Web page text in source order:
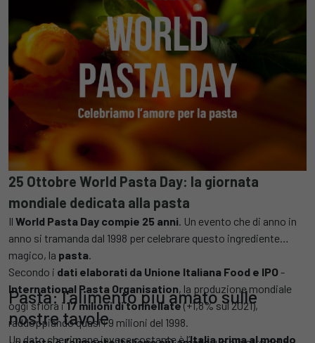
25 Ottobre World Pasta Day: la giornata
mondiale dedicata alla pasta
Il World Pasta Day compie 25 anni . Un evento che di anno in
anno si tramanda dal 1998 per celebrare questo ingrediente
magico, la pasta
Secondo i dati elaborati da Unione Italiana Food e IPO-
International Pasta Organisation, la produzione mondiale
oggi sfiora i17 milioni di tonnellate(+1,8% sul 2021),
raddoppiando quasi i 9 milioni del 1998.
Un dato che rimane invece costante è l’Italia prima al mondo
Pasta: l'alimento più amato sulle
nostre tavole